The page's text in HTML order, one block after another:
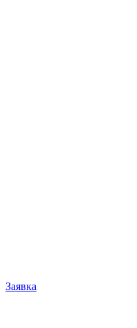
Заявка